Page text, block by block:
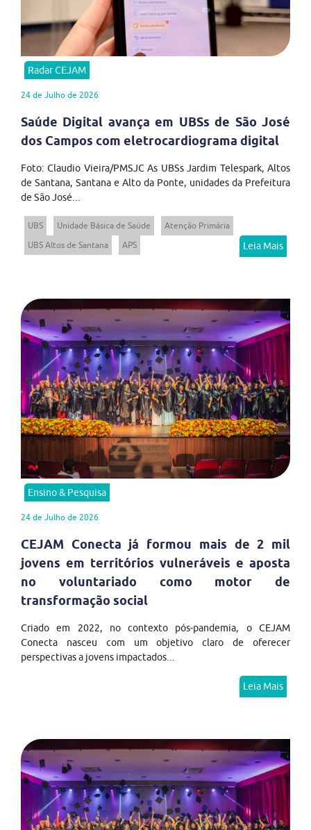
Radar CEJAM
24 de Julho de 2026
Saúde Digital avança em UBSs de São José
dos Campos com eletrocardiograma digital
Foto: Claudio Vieira/PMSJC As UBSs Jardim Telespark, Altos
de Santana, Santana e Alto da Ponte, unidades da Prefeitura
de São José...
UBS Unidade Básica de Saúde
Atenção Primária
UBS Altos de Santana
APS Leia Mais
Ensino & Pesquisa
24 de Julho de 2026
CEJAM Conecta já formou mais de 2 mil
jovens em territórios vulneráveis e aposta
no voluntariado como motor de
transformação social
Criado em 2022, no contexto pós-pandemia, o CEJAM
Conecta nasceu com um objetivo claro de oferecer
perspectivas a jovens impactados...
Leia Mais